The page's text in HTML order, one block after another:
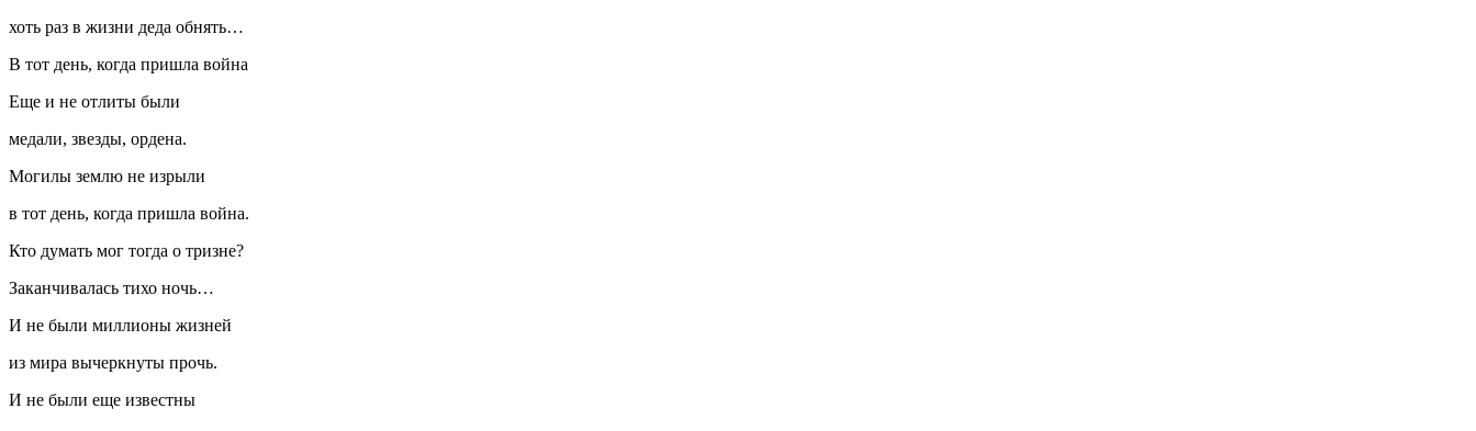
хоть раз в жизни деда обнять…
В тот день, когда пришла война
Еще и не отлиты были
медали, звезды, ордена.
Могилы землю не изрыли
в тот день, когда пришла война.
Кто думать мог тогда о тризне?
Заканчивалась тихо ночь…
И не были миллионы жизней
из мира вычеркнуты прочь.
И не были еще известны